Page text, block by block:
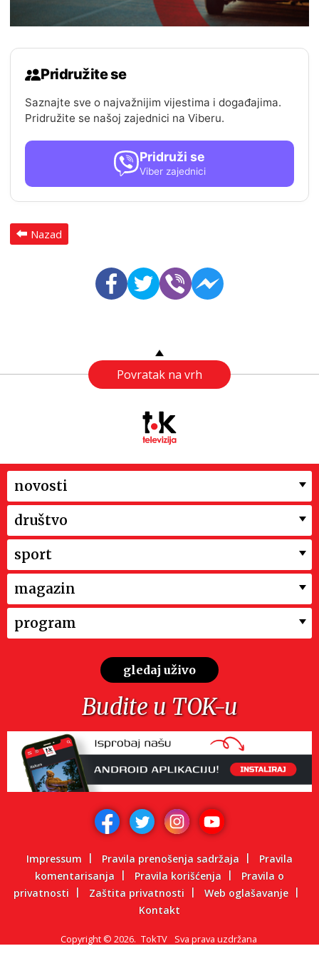
Pridružite se
Saznajte sve o najvažnijim vijestima i događajima.
Pridružite se našoj zajednici na Viberu.
Pridruži se
Viber zajednici
Nazad
Povratak na vrh
novosti
društvo
sport
magazin
program
gledaj uživo
Budite u TOK-u
Impressum Pravila prenošenja sadržaja
Pravila
komentarisanja
Pravila korišćenja
Pravila o
privatnosti
Zaštita privatnosti
Web oglašavanje
Kontakt
Copyright © 2026. TokTV Sva prava uzdržana